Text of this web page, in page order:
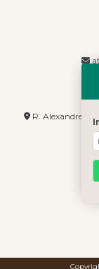
R. Alexandre de